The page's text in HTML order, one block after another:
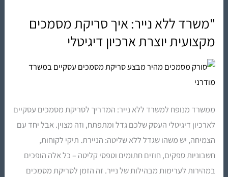
"משרד ללא נייר: איך סריקת מסמכים
מקצועית יוצרת ארכיון דיגיטלי
ממשרד מנופח למשרד ללא נייר: המדריך לסריקת מסמכים עסקיים
לארכיון דיגיטלי העסק שלכם גדל ומתפתח, וזה מצוין. אבל יחד עם
הצמיחה, יש משהו שגדל ללא שליטה: הניירת. תיקי לקוחות,
חשבוניות ספקים, חוזים חתומים וטפסי קליטה – כל אלה הופכים
במהירות לערימות מבהילות של נייר. זה הזמן לסריקת מסמכים
"משרד
ללא
איך
סריקת
מקצועית
יוצרת
ארכיון
דיגיטלי